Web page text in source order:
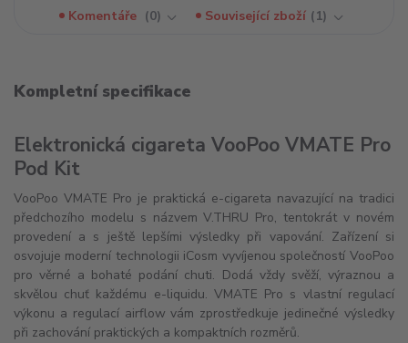
Komentáře
0 Související zboží 1
Kompletní specifikace
Elektronická cigareta VooPoo VMATE Pro
Pod Kit
VooPoo VMATE Pro je praktická e-cigareta navazující na tradici
předchozího modelu s názvem V.THRU Pro, tentokrát v novém
provedení a s ještě lepšími výsledky při vapování. Zařízení si
osvojuje moderní technologii iCosm vyvíjenou společností VooPoo
pro věrné a bohaté podání chuti. Dodá vždy svěží, výraznou a
skvělou chuť každému e-liquidu. VMATE Pro s vlastní regulací
výkonu a regulací airflow vám zprostředkuje jedinečné výsledky
při zachování praktických a kompaktních rozměrů.